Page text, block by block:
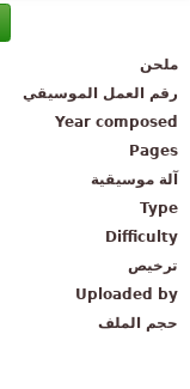
ملحن
رقم العمل الموسيقي
Year composed
Pages
آلة موسيقية
Type
Difficulty
ترخيص
Uploaded by
حجم الملف